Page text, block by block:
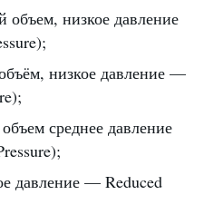
низкое давление
низкое давление —
среднее давление
давление — Reduced